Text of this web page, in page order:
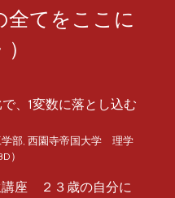
全てをここに
、1変数に落とし込む
部, 西園寺帝国大学 理学
）
講座 ２３歳の自分に